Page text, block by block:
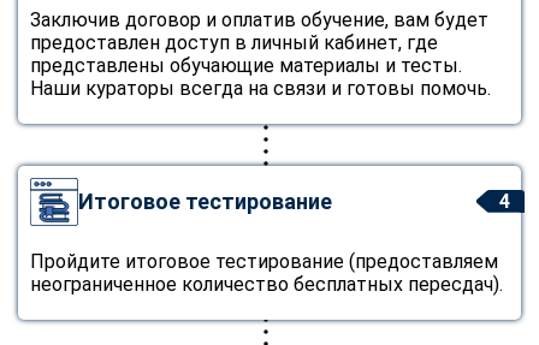
Заключив договор и оплатив обучение, вам будет
предоставлен доступ в личный кабинет, где
представлены обучающие материалы и тесты.
Наши кураторы всегда на связи и готовы помочь.
4
Итоговое тестирование
Пройдите итоговое тестирование (предоставляем
неограниченное количество бесплатных пересдач).